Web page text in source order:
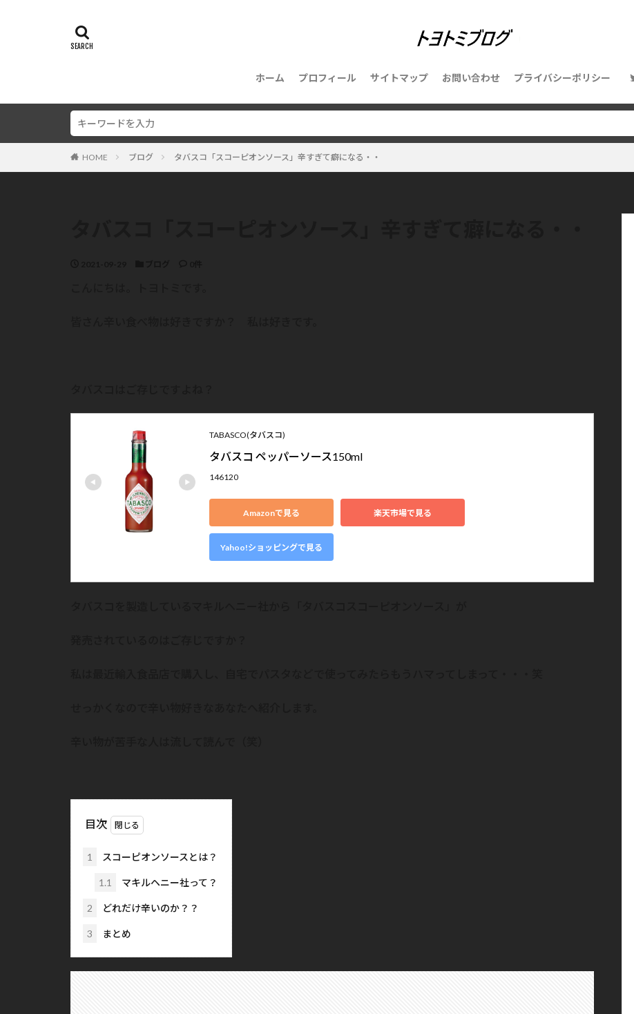
ホーム プロフィール サイトマップ お問い合わせ プライバシーポリシー
HOME ブログ タバスコ「スコーピオンソース」辛すぎて癖になる・・
TABASCO(タバスコ)
タバスコ ペッパーソース150ml
146120
Amazonで見る 楽天市場で見る
Yahoo!ショッピングで見る
目次
1 スコーピオンソースとは？
1.1 マキルヘニー社って？
2 どれだけ辛いのか？？
3 まとめ